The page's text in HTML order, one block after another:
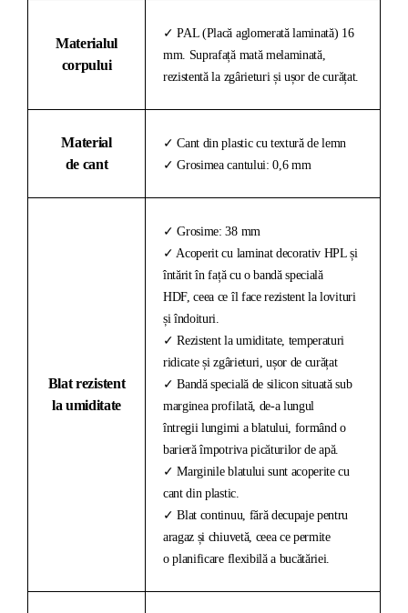
Materialul
corpului
✓ PAL (Placă aglomerată laminată) 16
mm. Suprafață mată melaminată,
rezistentă la zgârieturi și ușor de curățat.
Material
de cant
✓ Cant din plastic cu textură de lemn
✓ Grosimea cantului: 0,6 mm
Blat rezistent
la umiditate
✓ Grosime: 38 mm
✓ Acoperit cu laminat decorativ HPL și
întărit în față cu o bandă specială
HDF, ceea ce îl face rezistent la lovituri
și îndoituri.
✓ Rezistent la umiditate, temperaturi
ridicate și zgârieturi, ușor de curățat
✓ Bandă specială de silicon situată sub
marginea profilată, de-a lungul
întregii lungimi a blatului, formând o
barieră împotriva picăturilor de apă.
✓ Marginile blatului sunt acoperite cu
cant din plastic.
✓ Blat continuu, fără decupaje pentru
aragaz și chiuvetă, ceea ce permite
o planificare flexibilă a bucătăriei.